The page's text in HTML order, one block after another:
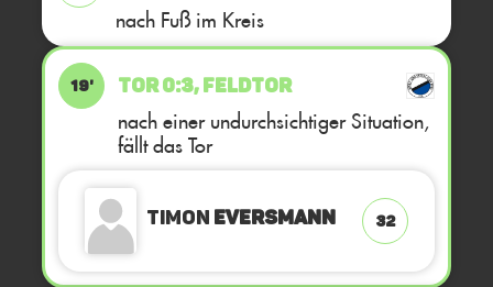
nach Fuß im Kreis
19' TOR 0:3, FELDTOR
nach einer undurchsichtiger Situation,
fällt das Tor
Timon Eversmann 32